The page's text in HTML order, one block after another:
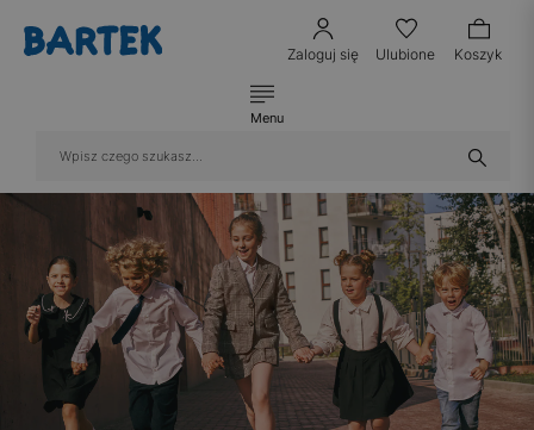
Zaloguj się Ulubione Koszyk
Menu